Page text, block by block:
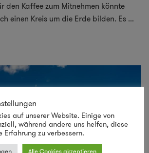
den Kaffee zum Mitnehmen könnte
einen Kreis um die Erde bilden. Es ...
auf unserer Website. Einige von
während andere uns helfen, diese
Erfahrung zu verbessern.
Alle Cookies akzeptieren